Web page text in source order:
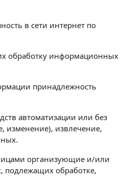
в сети интернет по
обработку информационных
принадлежность
автоматизации или без
изменение), извлечение,
организующие и/или
подлежащих обработке,